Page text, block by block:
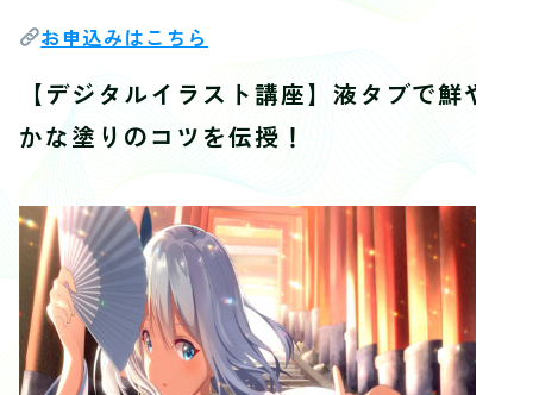
お申込みはこちら
【デジタルイラスト講座】液タブで鮮や
かな塗りのコツを伝授！